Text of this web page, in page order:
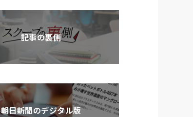
記事の裏側
朝日新聞のデジタル版